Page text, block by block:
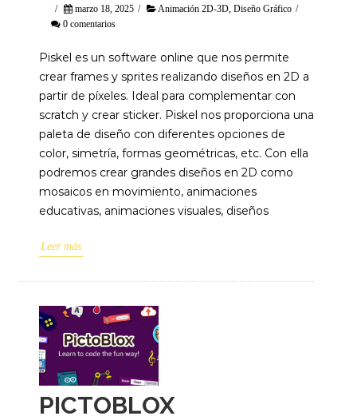
/ marzo 18, 2025 / Animación 2D-3D Diseño Gráfico /
0 comentarios
Piskel es un software online que nos permite
crear frames y sprites realizando diseños en 2D a
partir de píxeles. Ideal para complementar con
scratch y crear sticker. Piskel nos proporciona una
paleta de diseño con diferentes opciones de
color, simetría, formas geométricas, etc. Con ella
podremos crear grandes diseños en 2D como
mosaicos en movimiento, animaciones
educativas, animaciones visuales, diseños
Leer más
PICTOBLOX